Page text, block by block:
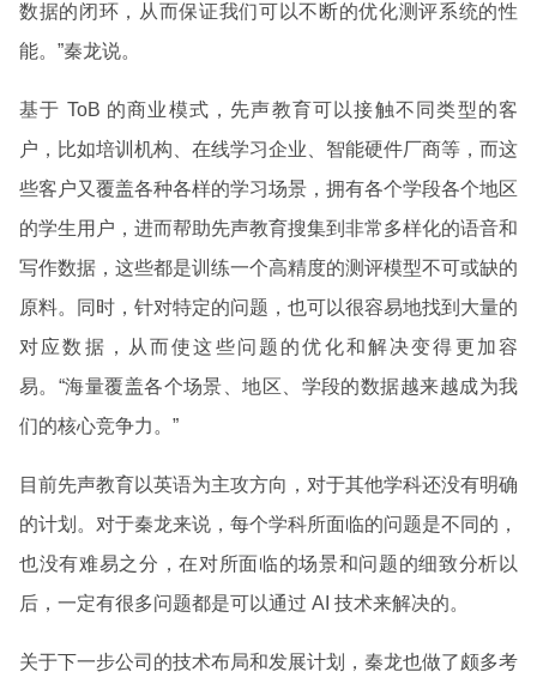
数据的闭环，从而保证我们可以不断的优化测评系统的性
能。”秦龙说。
基于 ToB 的商业模式，先声教育可以接触不同类型的客
户，比如培训机构、在线学习企业、智能硬件厂商等，而这
些客户又覆盖各种各样的学习场景，拥有各个学段各个地区
的学生用户，进而帮助先声教育搜集到非常多样化的语音和
写作数据，这些都是训练一个高精度的测评模型不可或缺的
原料。同时，针对特定的问题，也可以很容易地找到大量的
对应数据，从而使这些问题的优化和解决变得更加容
易。“海量覆盖各个场景、地区、学段的数据越来越成为我
们的核心竞争力。”
目前先声教育以英语为主攻方向，对于其他学科还没有明确
的计划。对于秦龙来说，每个学科所面临的问题是不同的，
也没有难易之分，在对所面临的场景和问题的细致分析以
后，一定有很多问题都是可以通过 AI 技术来解决的。
关于下一步公司的技术布局和发展计划，秦龙也做了颇多考